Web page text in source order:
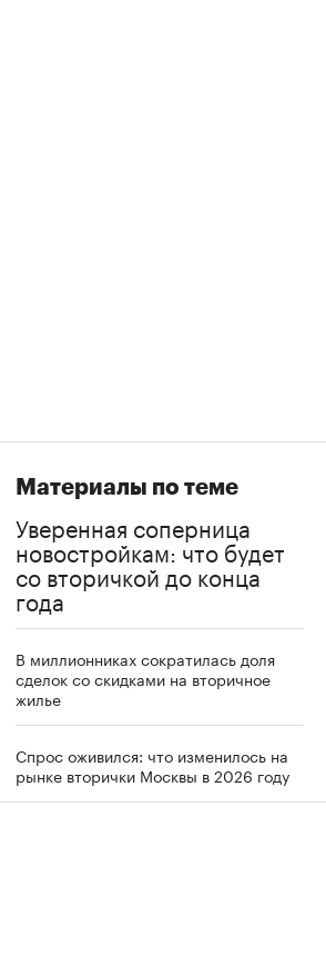
Материалы по теме
Уверенная соперница
новостройкам: что будет
со вторичкой до конца
года
В миллионниках сократилась доля
сделок со скидками на вторичное
жилье
Спрос оживился: что изменилось на
рынке вторички Москвы в 2026 году